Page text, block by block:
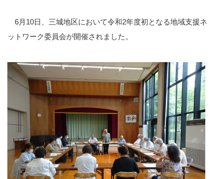
6月10日、三城地区において令和2年度初となる地域支援ネ
ットワーク委員会が開催されました。